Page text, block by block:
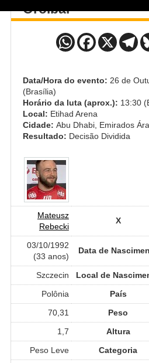
Orolbai
Data/Hora do evento: 26 de
(Brasília)
Horário da luta (aprox.): 13:30
Local: Etihad Arena
Cidade: Abu Dhabi, Emirados
Resultado: Decisão Dividida
Mateusz
Rebecki
X
03/10/1992
(33 anos)
Data de
Szczecin
Local de
Polônia
País
70,31
Peso
1,7
Altura
Peso Leve
Categoria